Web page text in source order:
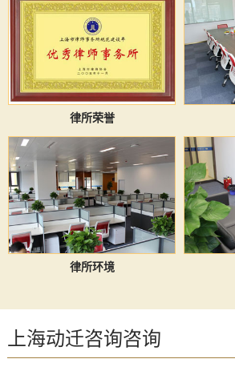
律所荣誉
律所环境
上海动迁咨询咨询